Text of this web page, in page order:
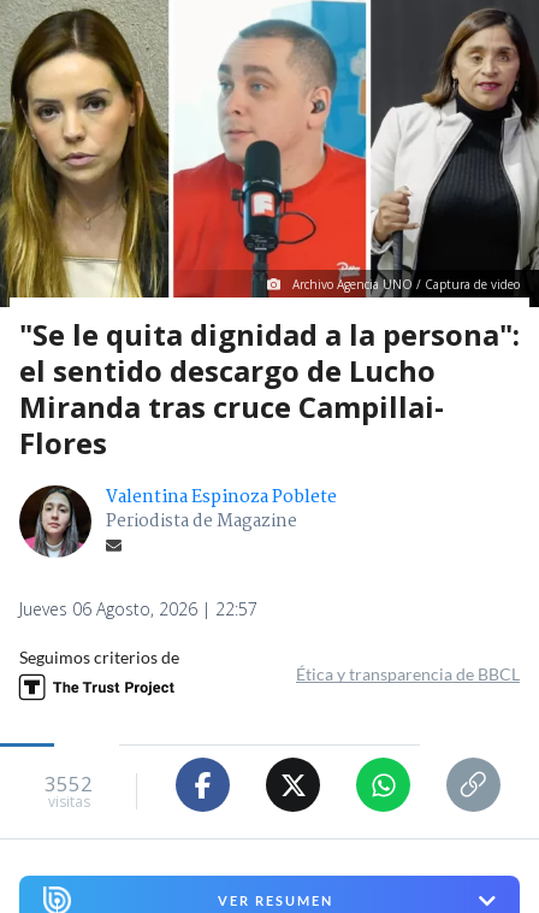
Archivo Agencia UNO / Captura de video
"Se le quita dignidad a la persona":
el sentido descargo de Lucho
Miranda tras cruce Campillai-
Flores
Valentina Espinoza Poblete
Periodista de Magazine
Jueves 06 Agosto, 2026 | 22:57
Seguimos criterios de
Ética y transparencia de BBCL
3552
visitas
VER RESUMEN